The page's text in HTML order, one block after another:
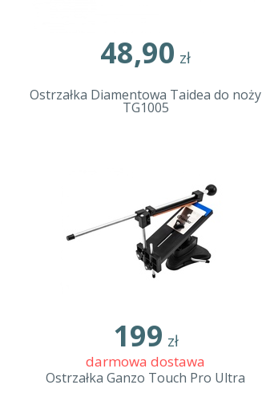
48,90 zł
Ostrzałka Diamentowa Taidea do noży
TG1005
199 zł
darmowa dostawa
Ostrzałka Ganzo Touch Pro Ultra